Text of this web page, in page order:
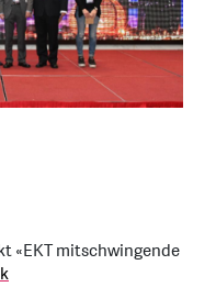
«EKT mitschwingende